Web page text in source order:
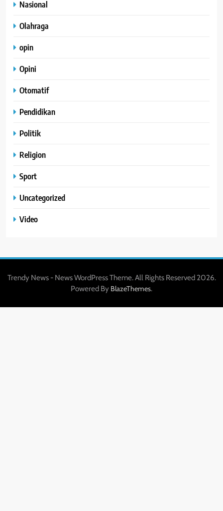
Nasional
Olahraga
opin
Opini
Otomatif
Pendidikan
Politik
Religion
Sport
Uncategorized
Video
Trendy News - News WordPress Theme. All Rights Reserved 2026.
Powered By BlazeThemes.